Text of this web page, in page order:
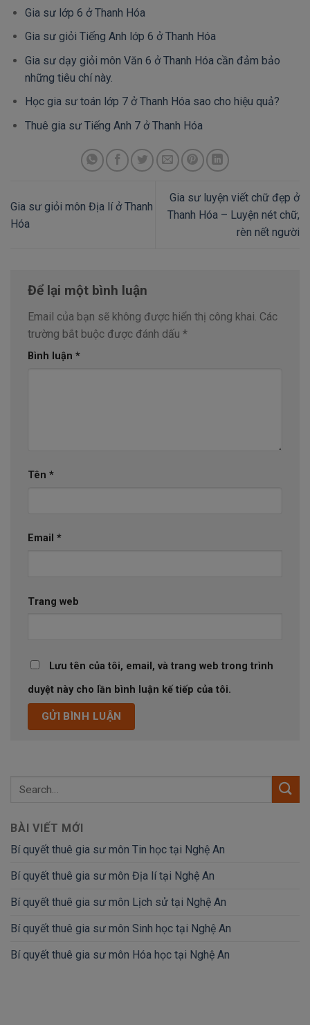
Gia sư lớp 6 ở Thanh Hóa
Gia sư giỏi Tiếng Anh lớp 6 ở Thanh Hóa
Gia sư dạy giỏi môn Văn 6 ở Thanh Hóa cần đảm bảo
những tiêu chí này.
Học gia sư toán lớp 7 ở Thanh Hóa sao cho hiệu quả?
Thuê gia sư Tiếng Anh 7 ở Thanh Hóa
Gia sư giỏi môn Địa lí ở Thanh
Hóa
Gia sư luyện viết chữ đẹp ở
Thanh Hóa – Luyện nét chữ,
rèn nết người
Để lại một bình luận
Email của bạn sẽ không được hiển thị công khai. Các
trường bắt buộc được đánh dấu *
Bình luận *
Tên *
Email *
Trang web
Lưu tên của tôi, email, và trang web trong trình
duyệt này cho lần bình luận kế tiếp của tôi.
BÀI VIẾT MỚI
Bí quyết thuê gia sư môn Tin học tại Nghệ An
Bí quyết thuê gia sư môn Địa lí tại Nghệ An
Bí quyết thuê gia sư môn Lịch sử tại Nghệ An
Bí quyết thuê gia sư môn Sinh học tại Nghệ An
Bí quyết thuê gia sư môn Hóa học tại Nghệ An